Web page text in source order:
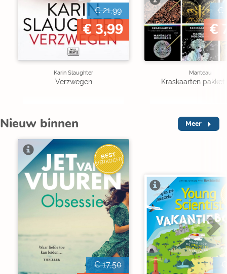
€ 21,99
€ 3,99
Karin Slaughter
Verzwegen
€
€
Manteau
Kraskaarten pakket
Nieuw binnen Meer
BEST
VERKOCHT
€ 17,50